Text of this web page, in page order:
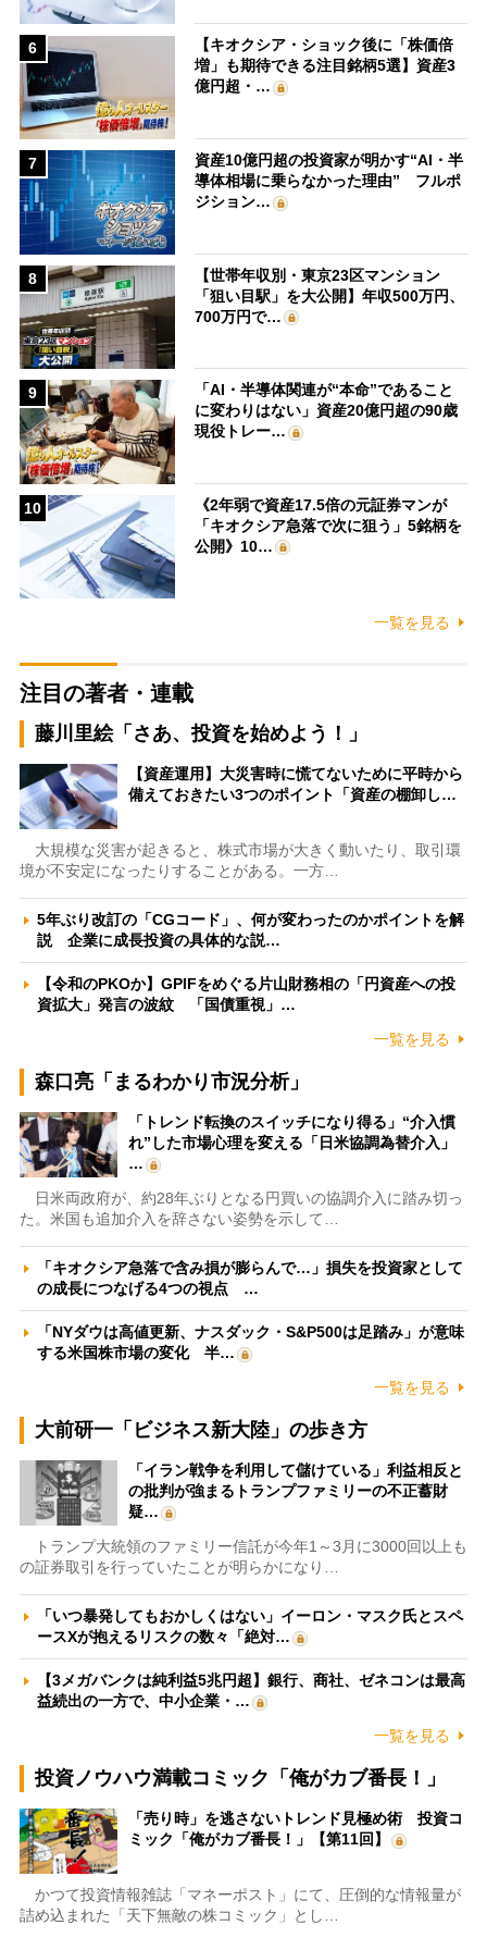
6
【キオクシア・ショック後に「株価倍
増」も期待できる注目銘柄5選】資産3
億円超・…
7
資産10億円超の投資家が明かす“AI・半
導体相場に乗らなかった理由” フルポ
ジション…
8
【世帯年収別・東京23区マンション
「狙い目駅」を大公開】年収500万円、
700万円で…
9
「AI・半導体関連が“本命”であること
に変わりはない」資産20億円超の90歳
現役トレー…
10
《2年弱で資産17.5倍の元証券マンが
「キオクシア急落で次に狙う」5銘柄を
公開》10…
一覧を見る
注目の著者・連載
藤川里絵「さあ、投資を始めよう！」
【資産運用】大災害時に慌てないために平時から
備えておきたい3つのポイント「資産の棚卸し…
大規模な災害が起きると、株式市場が大きく動いたり、取引環
境が不安定になったりすることがある。一方…
5年ぶり改訂の「CGコード」、何が変わったのかポイントを解
説 企業に成長投資の具体的な説…
【令和のPKOか】GPIFをめぐる片山財務相の「円資産への投
資拡大」発言の波紋 「国債重視」…
一覧を見る
森口亮「まるわかり市況分析」
「トレンド転換のスイッチになり得る」“介入慣
れ”した市場心理を変える「日米協調為替介入」
…
日米両政府が、約28年ぶりとなる円買いの協調介入に踏み切っ
た。米国も追加介入を辞さない姿勢を示して…
「キオクシア急落で含み損が膨らんで…」損失を投資家として
の成長につなげる4つの視点 …
「NYダウは高値更新、ナスダック・S&P500は足踏み」が意味
する米国株市場の変化 半…
一覧を見る
大前研一「ビジネス新大陸」の歩き方
「イラン戦争を利用して儲けている」利益相反と
の批判が強まるトランプファミリーの不正蓄財
疑…
トランプ大統領のファミリー信託が今年1～3月に3000回以上も
の証券取引を行っていたことが明らかになり…
「いつ暴発してもおかしくはない」イーロン・マスク氏とスペ
ースXが抱えるリスクの数々「絶対…
【3メガバンクは純利益5兆円超】銀行、商社、ゼネコンは最高
益続出の一方で、中小企業・…
一覧を見る
投資ノウハウ満載コミック「俺がカブ番長！」
「売り時」を逃さないトレンド見極め術 投資コ
ミック「俺がカブ番長！」【第11回】
かつて投資情報雑誌「マネーポスト」にて、圧倒的な情報量が
詰め込まれた「天下無敵の株コミック」とし…